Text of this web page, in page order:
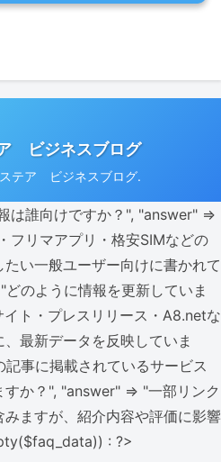
ビジネスブログ
テア ビジネスブログ.
は誰向けですか？", "answer" =>
フリマアプリ・格安SIMなどの
い一般ユーザー向けに書かれて
のように情報を更新していま
ト・プレスリリース・A8.netな
最新データを反映していま
事に掲載されているサービス
か？", "answer" => "一部リンク
ますが、紹介内容や評価に影響
: ?>